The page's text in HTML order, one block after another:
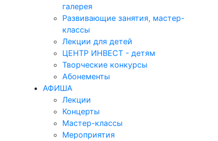
галерея
Развивающие занятия, мастер-
классы
Лекции для детей
ЦЕНТР ИНВЕСТ - детям
Творческие конкурсы
Абонементы
АФИША
Лекции
Концерты
Мастер-классы
Мероприятия